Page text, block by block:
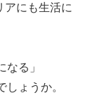
アにも生活に
なる」
ょうか。